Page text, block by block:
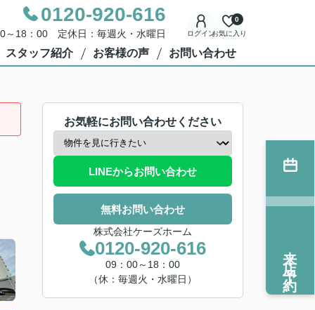
0120-920-616
～18：00 定休日：毎週火・水曜日 ログインお気に入り
0
スタッフ紹介 お客様の声 お問い合わせ
お気軽にお問い合わせください
LINEからお問い合わせ
無料お問い合わせ
株式会社ケーズホーム
0120-920-616
09：00～18：00
（休：毎週火・水曜日）
来店予約